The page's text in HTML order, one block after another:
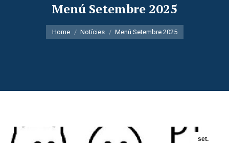
Menú Setembre 2025
You are here:
Home Notícies Menú Setembre 2025
set.